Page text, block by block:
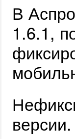
В
1.6.1,
версии.